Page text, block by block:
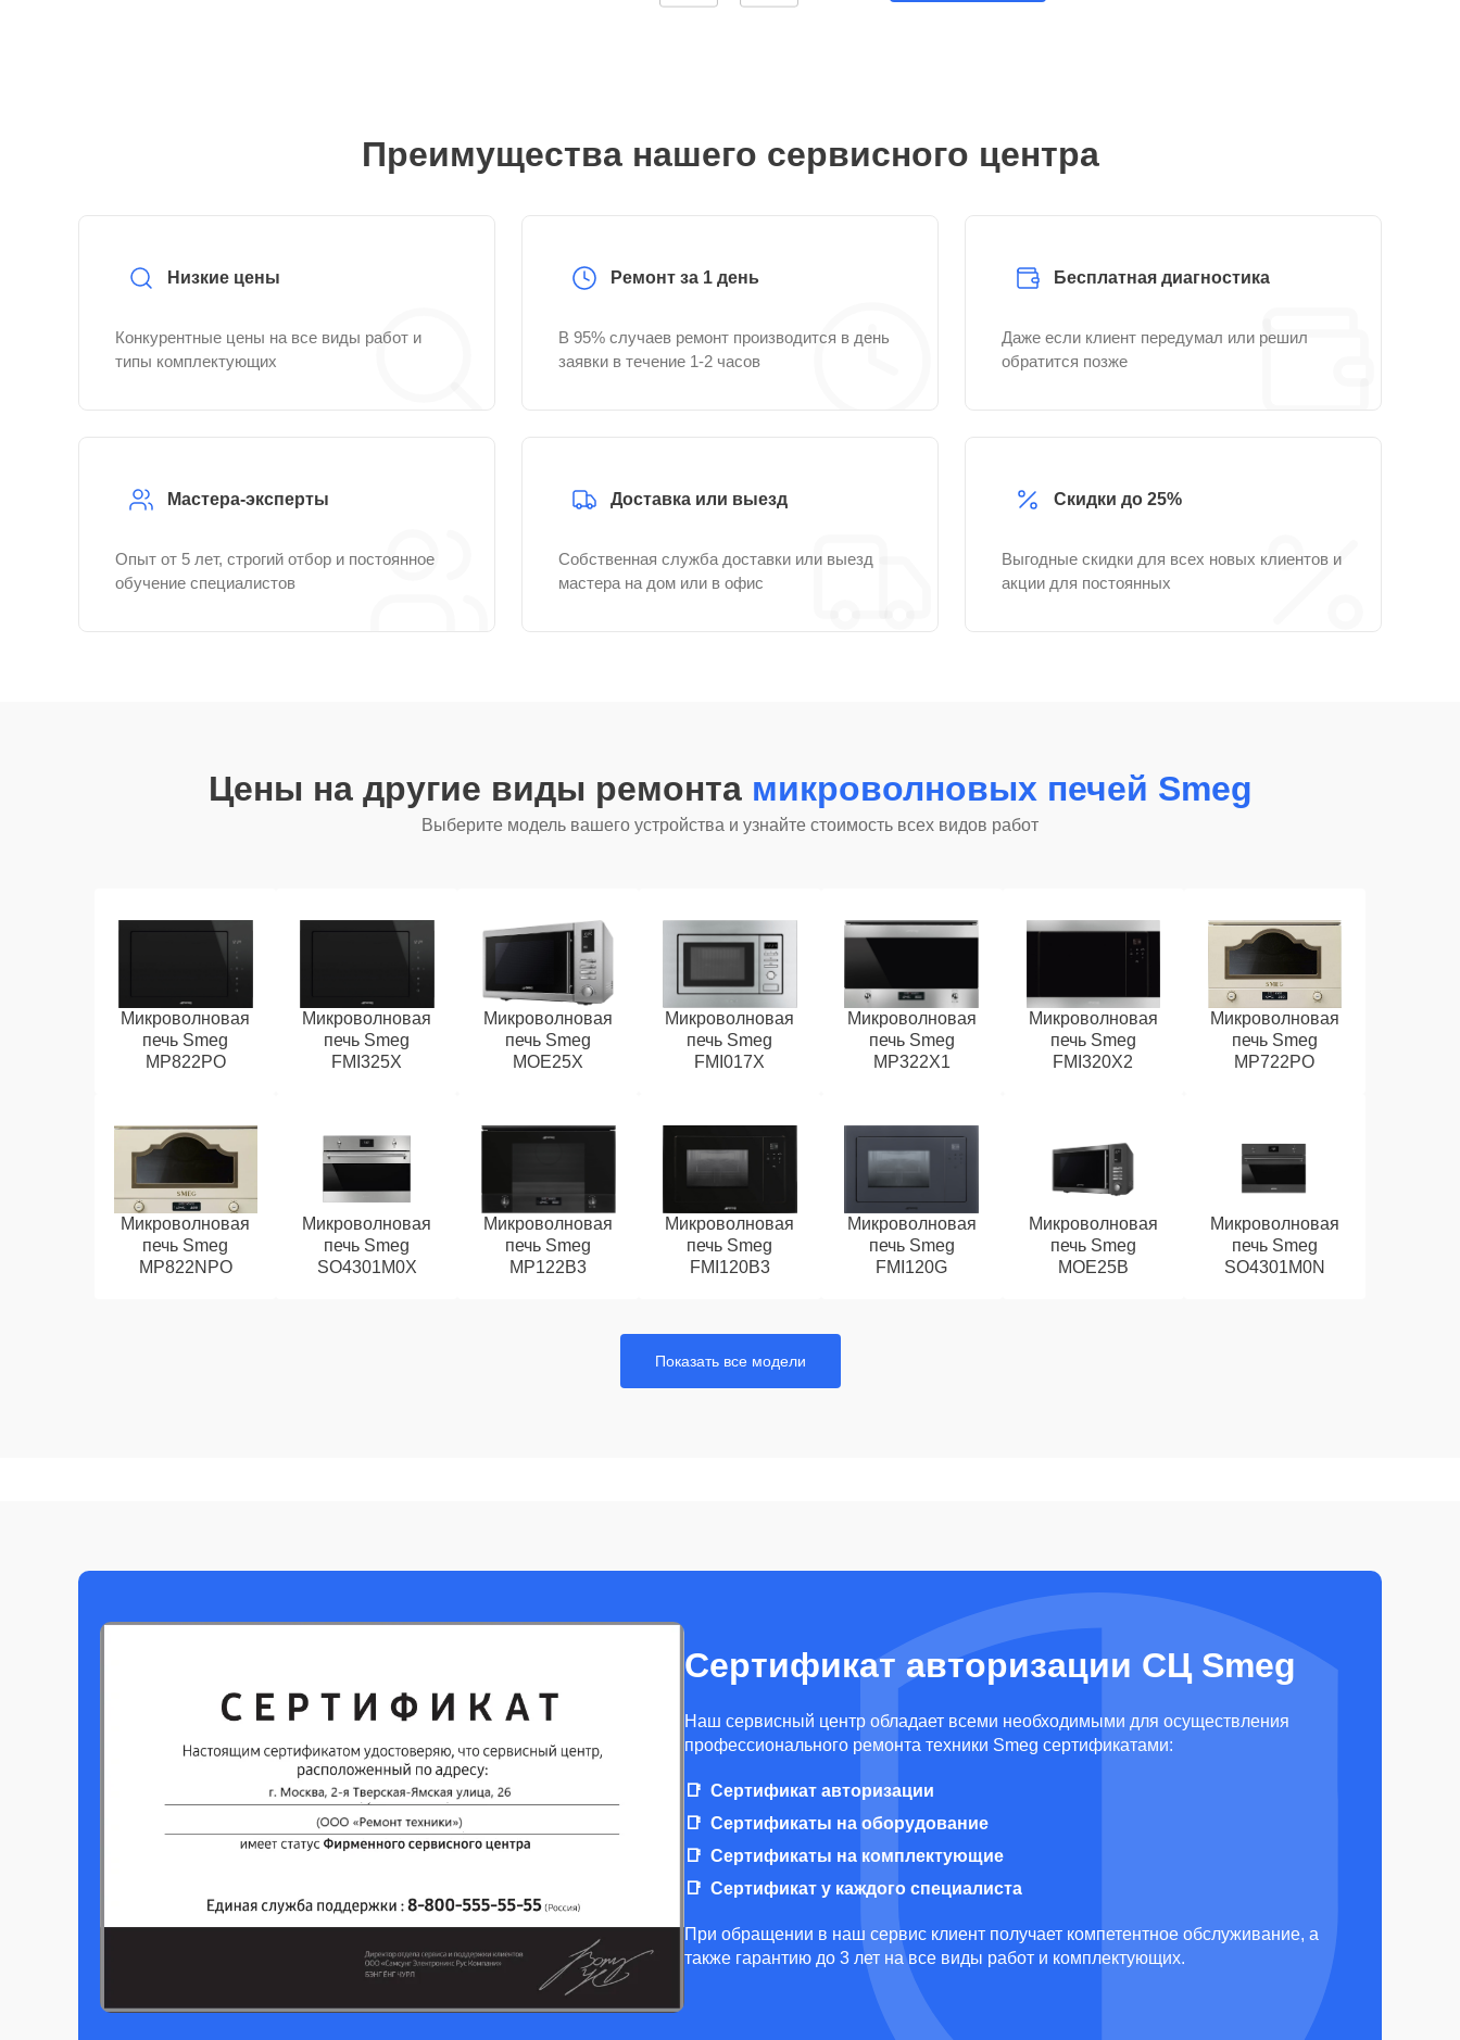
Преимущества нашего сервисного центра
Низкие цены
Конкурентные цены на все виды работ и
типы комплектующих
Ремонт за 1 день
В 95% случаев ремонт производится в день
заявки в течение 1-2 часов
Бесплатная диагностика
Даже если клиент передумал или решил
обратится позже
Мастера-эксперты
Опыт от 5 лет, строгий отбор и постоянное
обучение специалистов
Доставка или выезд
Собственная служба доставки или выезд
мастера на дом или в офис
Скидки до 25%
Выгодные скидки для всех новых клиентов и
акции для постоянных
Цены на другие виды ремонта микроволновых печей Smeg
Выберите модель вашего устройства и узнайте стоимость всех видов работ
Микроволновая
печь Smeg
MP822PO
Микроволновая
печь Smeg
FMI325X
Микроволновая
печь Smeg
MOE25X
Микроволновая
печь Smeg
FMI017X
Микроволновая
печь Smeg
MP322X1
Микроволновая
печь Smeg
FMI320X2
Микроволновая
печь Smeg
MP722PO
Микроволновая
печь Smeg
MP822NPO
Микроволновая
печь Smeg
SO4301M0X
Микроволновая
печь Smeg
MP122B3
Микроволновая
печь Smeg
FMI120B3
Микроволновая
печь Smeg
FMI120G
Микроволновая
печь Smeg
MOE25B
Микроволновая
печь Smeg
SO4301M0N
Показать все модели
Сертификат авторизации СЦ Smeg
Наш сервисный центр обладает всеми необходимыми для осуществления
профессионального ремонта техники Smeg сертификатами:
Сертификат авторизации
Сертификаты на оборудование
Сертификаты на комплектующие
Сертификат у каждого специалиста
При обращении в наш сервис клиент получает компетентное обслуживание, а
также гарантию до 3 лет на все виды работ и комплектующих.